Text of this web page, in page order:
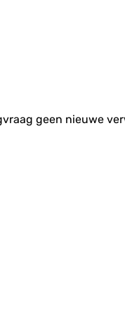
geen nieuwe